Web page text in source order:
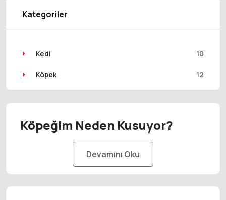
Kategoriler
Kedi 10
Köpek 12
Köpeğim Neden Kusuyor?
Devamını Oku